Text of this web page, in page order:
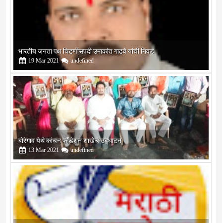
भारतीय जनता पक्ष चिटणीसपदी उमाकांत गाढवे यांची निवड
बोरेगाव येथे कांचन फौंडेशन शाखेचे उद्घाटन
2021